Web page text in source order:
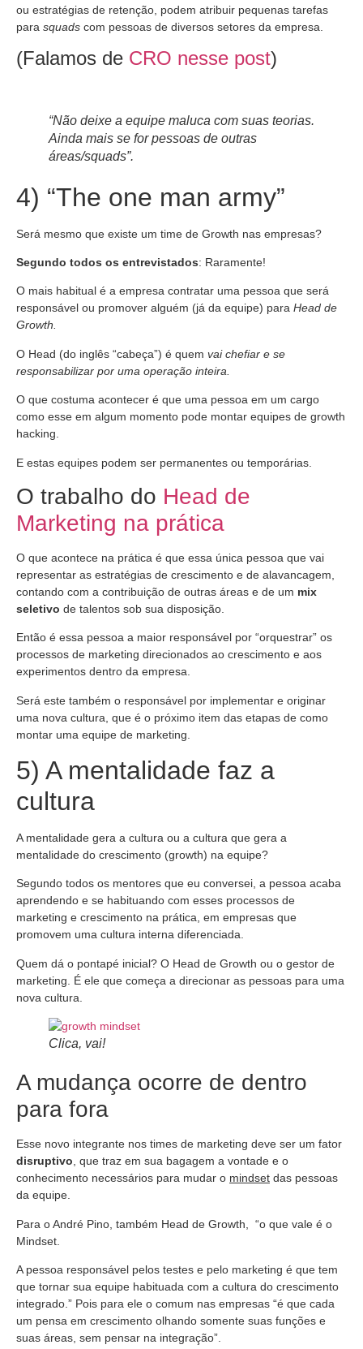
ou estratégias de retenção, podem atribuir pequenas tarefas
para squads com pessoas de diversos setores da empresa.
(Falamos de CRO nesse post)
“Não deixe a equipe maluca com suas teorias.
Ainda mais se for pessoas de outras
áreas/squads”.
4) “The one man army”
Será mesmo que existe um time de Growth nas empresas?
Segundo todos os entrevistados: Raramente!
O mais habitual é a empresa contratar uma pessoa que será
responsável ou promover alguém (já da equipe) para Head de
Growth.
O Head (do inglês “cabeça”) é quem vai chefiar e se
responsabilizar por uma operação inteira.
O que costuma acontecer é que uma pessoa em um cargo
como esse em algum momento pode montar equipes de growth
hacking.
E estas equipes podem ser permanentes ou temporárias.
O trabalho do Head de
Marketing na prática
O que acontece na prática é que essa única pessoa que vai
representar as estratégias de crescimento e de alavancagem,
contando com a contribuição de outras áreas e de um mix
seletivo de talentos sob sua disposição.
Então é essa pessoa a maior responsável por “orquestrar” os
processos de marketing direcionados ao crescimento e aos
experimentos dentro da empresa.
Será este também o responsável por implementar e originar
uma nova cultura, que é o próximo item das etapas de como
montar uma equipe de marketing.
5) A mentalidade faz a
cultura
A mentalidade gera a cultura ou a cultura que gera a
mentalidade do crescimento (growth) na equipe?
Segundo todos os mentores que eu conversei, a pessoa acaba
aprendendo e se habituando com esses processos de
marketing e crescimento na prática, em empresas que
promovem uma cultura interna diferenciada.
Quem dá o pontapé inicial? O Head de Growth ou o gestor de
marketing. É ele que começa a direcionar as pessoas para uma
nova cultura.
Clica, vai!
A mudança ocorre de dentro
para fora
Esse novo integrante nos times de marketing deve ser um fator
disruptivo, que traz em sua bagagem a vontade e o
conhecimento necessários para mudar o mindset das pessoas
da equipe.
Para o André Pino, também Head de Growth, “o que vale é o
Mindset.
A pessoa responsável pelos testes e pelo marketing é que tem
que tornar sua equipe habituada com a cultura do crescimento
integrado.” Pois para ele o comum nas empresas “é que cada
um pensa em crescimento olhando somente suas funções e
suas áreas, sem pensar na integração”.